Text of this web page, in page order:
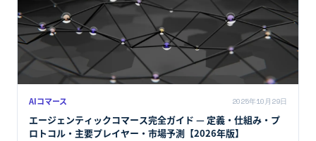
AIコマース 2025年10月29日
エージェンティックコマース完全ガイド — 定義・仕組み・プ
ロトコル・主要プレイヤー・市場予測【2026年版】